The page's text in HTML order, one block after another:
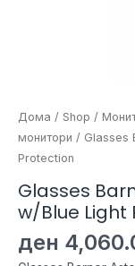
Дома / Shop /
монитори / Glasses
Protection
Glasses
w/Blue Light
ден